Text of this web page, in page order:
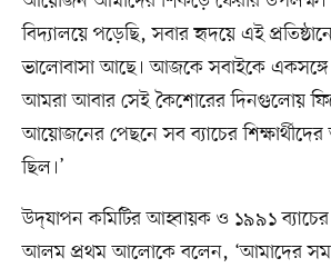
বিদ্যালয়ে পড়েছি, সবার হৃদয়ে এই
ভালোবাসা আছে। আজকে সবাইকে একসঙ্গে
আমরা আবার সেই কৈশোরের দিনগুলোয়
আয়োজনের পেছনে সব ব্যাচের শিক্ষার্থীদের
ছিল।’
উদ্‌যাপন কমিটির আহ্বায়ক ও ১৯৯১ ব্যাচের
আলম প্রথম আলোকে বলেন, ‘আমাদের সময়